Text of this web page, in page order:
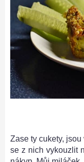
Zase ty cukety,
se z nich vykouzlit